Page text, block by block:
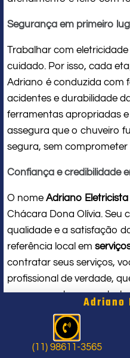
Segurança em primeiro
Trabalhar com
cuidado. Por isso, cada
Adriano é conduzida com
acidentes e durabilidade
ferramentas apropriadas
assegura que o chuveiro
segura, sem
Confiança e credibilidade
O nome Adriano Eletricista
Chácara Dona Olívia. Seu
qualidade e a satisfação
referência local em
contratar seus serviços,
profissional de verdade,
espaço e entrega um
Problema com
Adriano
(11) 98611-3565